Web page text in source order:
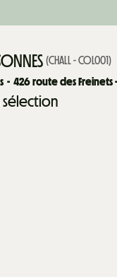
(CHALL - COL001)
426route des Freinets
sélection